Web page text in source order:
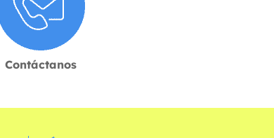
Contáctanos